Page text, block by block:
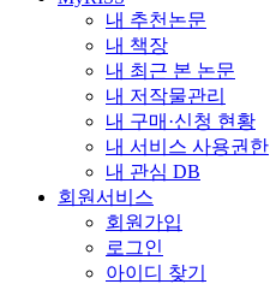
내 추천논문
내 책장
내 최근 본 논문
내 저작물관리
내 구매·신청 현황
내 서비스 사용권한
내 관심 DB
회원서비스
회원가입
로그인
아이디 찾기